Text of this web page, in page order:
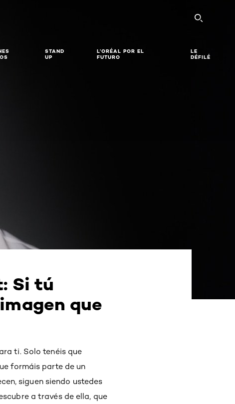
STAND
UP
L’ORÉAL POR EL
FUTURO
LE
DÉFILÉ
Si tú
que
ti. Solo tenéis que
formáis parte de un
siguen siendo ustedes
a través de ella, que